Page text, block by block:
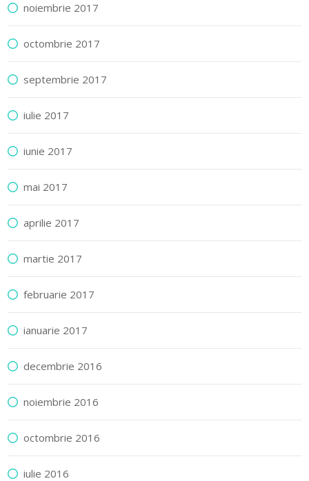
noiembrie 2017
octombrie 2017
septembrie 2017
iulie 2017
iunie 2017
mai 2017
aprilie 2017
martie 2017
februarie 2017
ianuarie 2017
decembrie 2016
noiembrie 2016
octombrie 2016
iulie 2016